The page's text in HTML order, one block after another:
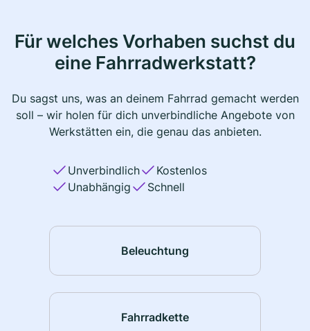
Für welches Vorhaben suchst du
eine Fahrradwerkstatt?
Du sagst uns, was an deinem Fahrrad gemacht werden
soll – wir holen für dich unverbindliche Angebote von
Werkstätten ein, die genau das anbieten.
Unverbindlich
Kostenlos
Unabhängig
Schnell
Beleuchtung
Fahrradkette